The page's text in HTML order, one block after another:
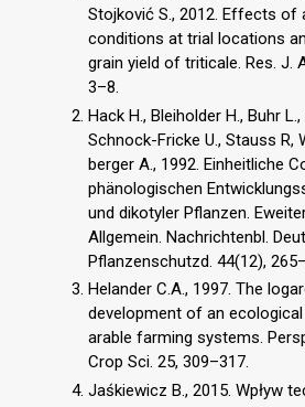
Stojković S., 2012. Effects of
conditions at trial locations
grain yield of triticale. Res. J.
3–8.
Hack H., Bleiholder H., Buhr L.,
Schnock-Fricke U., Stauss R,
berger A., 1992. Einheitliche
phänologischen
und dikotyler Pflanzen.
Allgemein. Nachrichtenbl. Deut.
Pflanzenschutzd. 44(12),
Helander C.A., 1997. The
development of an
arable farming systems.
Crop Sci. 25, 309–317.
Jaśkiewicz B., 2015. Wpływ